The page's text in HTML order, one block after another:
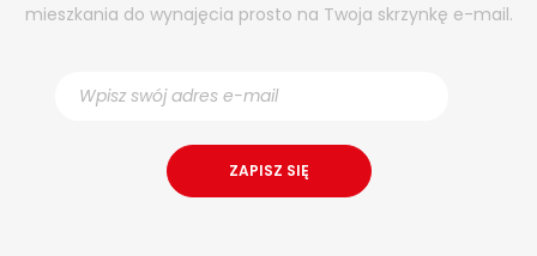
mieszkania do wynajęcia prosto na Twoja skrzynkę e-mail.